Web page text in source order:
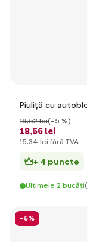
Piuliță cu
18,56 lei
19,52 lei(-5 %)
15,34 lei fără TVA
+ 4 puncte
Ultimele 2 bucăți
-5%